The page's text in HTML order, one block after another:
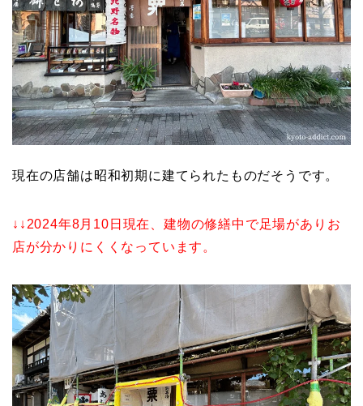
現在の店舗は昭和初期に建てられたものだそうです。
↓↓2024年8月10日現在、建物の修繕中で足場がありお
店が分かりにくくなっています。